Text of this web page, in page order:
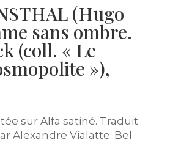
(Hugo
sans ombre.
(coll. « Le
»),
sur Alfa satiné. Traduit
Alexandre Vialatte. Bel